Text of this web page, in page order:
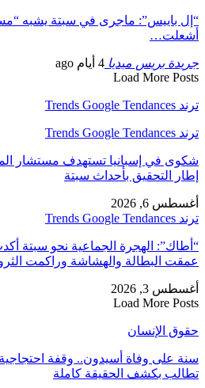
“إل باييس”: ماجرى في سبتة يشبه
أشعلت…
جريدة بريس ميديا 4 أيام ago
Load More Posts
ترند Trends Google Tendances
ترند Trends Google Tendances
شكوى في إسبانيا تستهدف مستشار
إطار التحقيق بأحداث سبتة
أغسطس 6, 2026
ترند Trends Google Tendances
“أطاك”: الهجرة الجماعية نحو سبتة
عمقت البطالة والهشاشة وراكمت
أغسطس 3, 2026
Load More Posts
حقوق الإنسان
سنة على وفاة أسيدون.. وقفة احتجاجية
تطالب بكشف الحقيقة كاملة